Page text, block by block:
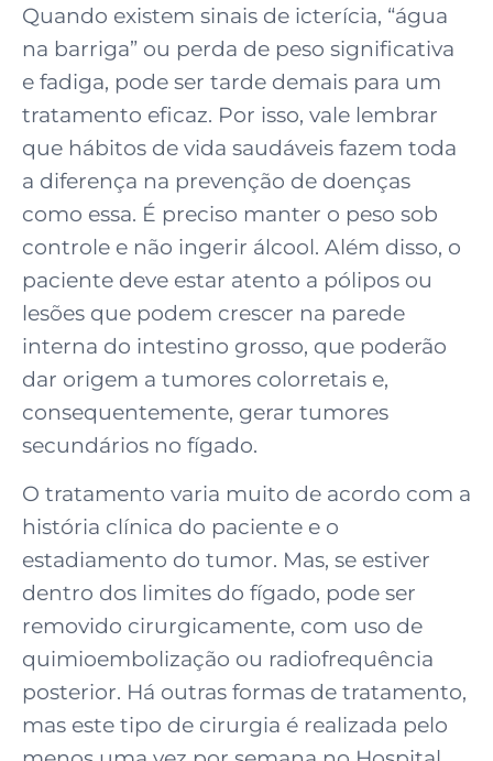
Quando existem sinais de icterícia, “água
na barriga” ou perda de peso significativa
e fadiga, pode ser tarde demais para um
tratamento eficaz. Por isso, vale lembrar
que hábitos de vida saudáveis fazem toda
a diferença na prevenção de doenças
como essa. É preciso manter o peso sob
controle e não ingerir álcool. Além disso, o
paciente deve estar atento a pólipos ou
lesões que podem crescer na parede
interna do intestino grosso, que poderão
dar origem a tumores colorretais e,
consequentemente, gerar tumores
secundários no fígado.
O tratamento varia muito de acordo com a
história clínica do paciente e o
estadiamento do tumor. Mas, se estiver
dentro dos limites do fígado, pode ser
removido cirurgicamente, com uso de
quimioembolização ou radiofrequência
posterior. Há outras formas de tratamento,
mas este tipo de cirurgia é realizada pelo